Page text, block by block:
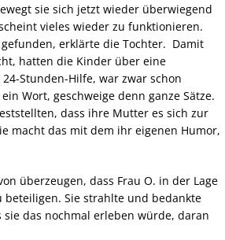
sie sich jetzt wieder überwiegend
vieles wieder zu funktionieren.
erklärte die Tochter. Damit
hatten die Kinder über eine
Stunden-Hilfe, war zwar schon
Wort, geschweige denn ganze Sätze.
dass ihre Mutter es sich zur
macht das mit dem ihr eigenen Humor,
überzeugen, dass Frau O. in der Lage
Sie strahlte und bedankte
das nochmal erleben würde, daran